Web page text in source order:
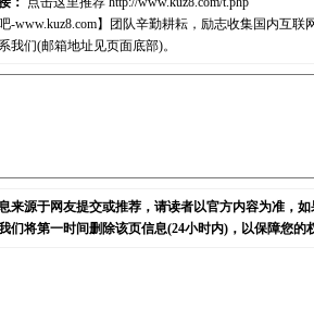
吧-www.kuz8.com】团队辛勤耕耘，励志收集国内互
我们(邮箱地址见页面底部)。
来源于网友提交或推荐，请读者以官方内容为准，
们将第一时间删除该页信息(24小时内)，以保障您的